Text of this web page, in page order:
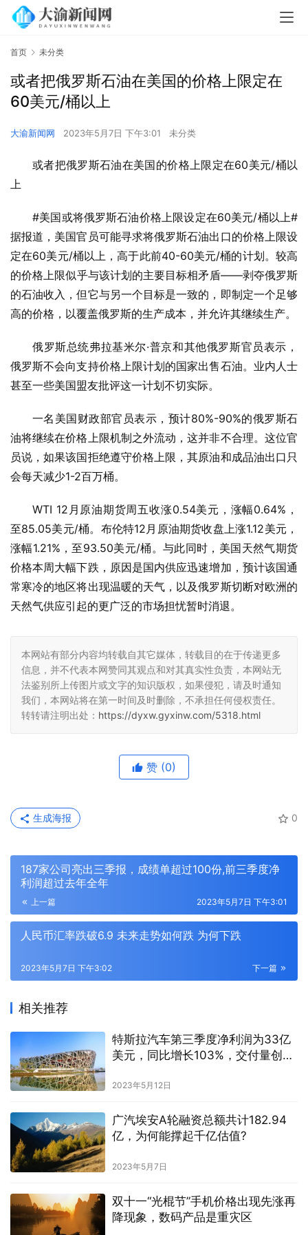
首页 未分类
或者把俄罗斯石油在美国的价格上限定在
60美元/桶以上
大渝新闻网 2023年5月7日 下午3:01 未分类
或者把俄罗斯石油在美国的价格上限定在60美元/桶以
上
#美国或将俄罗斯石油价格上限设定在60美元/桶以上#
据报道，美国官员可能寻求将俄罗斯石油出口的价格上限设
定在60美元/桶以上，高于此前40-60美元/桶的计划。较高
的价格上限似乎与该计划的主要目标相矛盾——剥夺俄罗斯
的石油收入，但它与另一个目标是一致的，即制定一个足够
高的价格，以覆盖俄罗斯的生产成本，并允许其继续生产。
俄罗斯总统弗拉基米尔·普京和其他俄罗斯官员表示，
俄罗斯不会向支持价格上限计划的国家出售石油。业内人士
甚至一些美国盟友批评这一计划不切实际。
一名美国财政部官员表示，预计80%-90%的俄罗斯石
油将继续在价格上限机制之外流动，这并非不合理。这位官
员说，如果该国拒绝遵守价格上限，其原油和成品油出口只
会每天减少1-2百万桶。
WTI 12月原油期货周五收涨0.54美元，涨幅0.64%，
至85.05美元/桶。布伦特12月原油期货收盘上涨1.12美元，
涨幅1.21%，至93.50美元/桶。与此同时，美国天然气期货
价格本周大幅下跌，原因是国内供应迅速增加，预计该国通
常寒冷的地区将出现温暖的天气，以及俄罗斯切断对欧洲的
天然气供应引起的更广泛的市场担忧暂时消退。
本网站有部分内容均转载自其它媒体，转载目的在于传递更多
信息，并不代表本网赞同其观点和对其真实性负责，本网站无
法鉴别所上传图片或文字的知识版权，如果侵犯，请及时通知
我们，本网站将在第一时间及时删除，不承担任何侵权责任。
转转请注明出处： https://dyxw.gyxinw.com/5318.html
赞 (0)
0
生成海报
187家公司亮出三季报，成绩单超过100份,前三季度净
利润超过去年全年
上一篇 2023年5月7日 下午3:01
人民币汇率跌破6.9 未来走势如何跌 为何下跌
下一篇
2023年5月7日 下午3:02
相关推荐
特斯拉汽车第三季度净利润为33亿
美元，同比增长103%，交付量创纪
2023年5月12日
广汽埃安A轮融资总额共计182.94
亿，为何能撑起千亿估值?
2023年5月7日
双十一“光棍节”手机价格出现先涨再
降现象，数码产品是重灾区